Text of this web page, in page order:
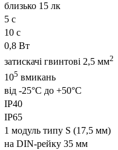
близько 15 лк
5 с
10 с
0,8 Вт
затискачі гвинтові 2,5 мм2
105 вмикань
від -25°С до +50°С
IP40
IP65
1 модуль типу S (17,5 мм)
на DIN-рейку 35 мм